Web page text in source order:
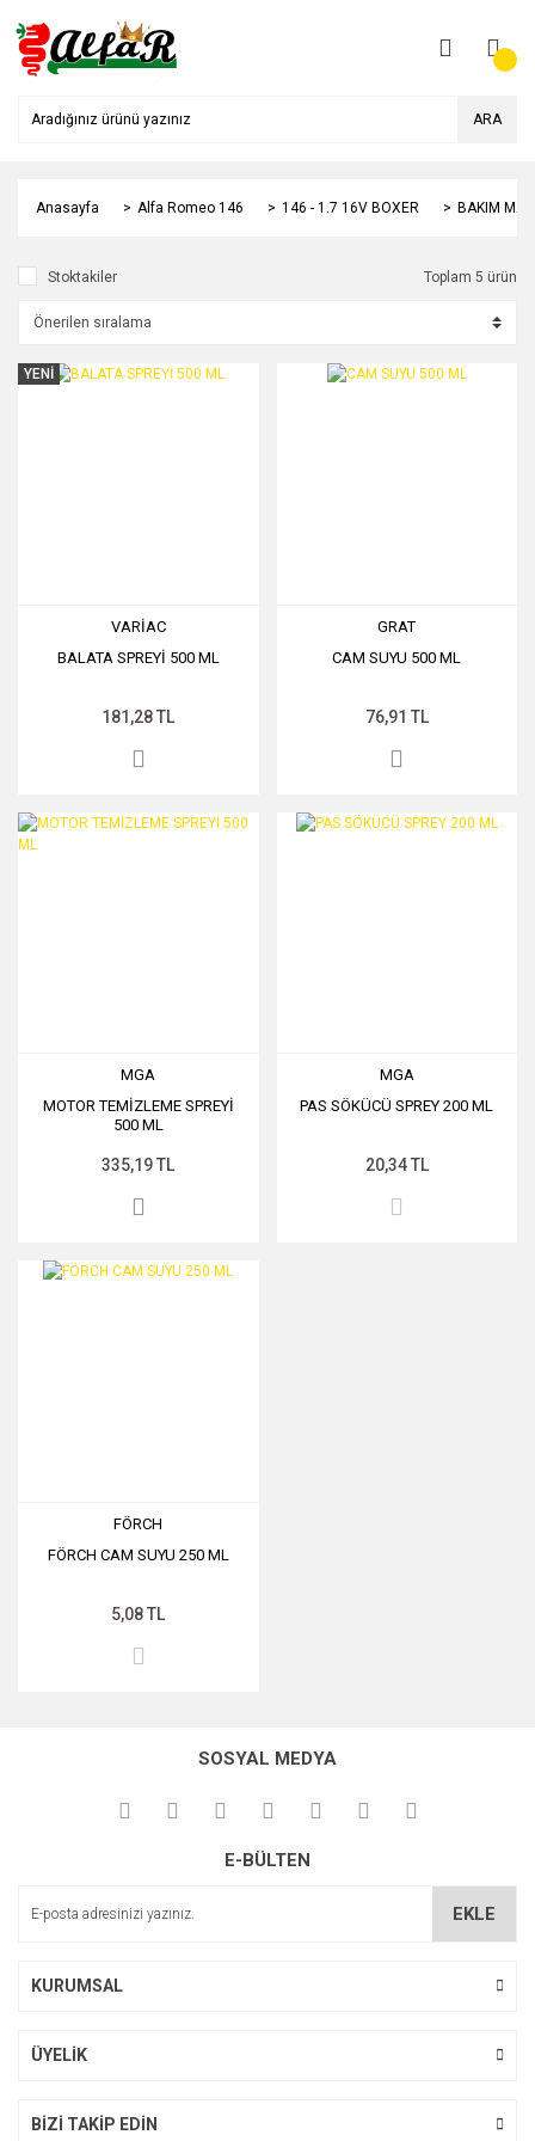
ARA
Anasayfa Alfa Romeo 146 146 - 1.7 16V BOXER BAKIM
Stoktakiler Toplam 5 ürün
YENİ
VARİAC
BALATA SPREYİ 500 ML
181,28 TL
GRAT
CAM SUYU 500 ML
76,91 TL
MGA
MOTOR TEMİZLEME SPREYİ
500 ML
335,19 TL
MGA
PAS SÖKÜCÜ SPREY 200 ML
20,34 TL
FÖRCH
FÖRCH CAM SUYU 250 ML
5,08 TL
SOSYAL MEDYA
E-BÜLTEN
EKLE
KURUMSAL
ÜYELİK
BİZİ TAKİP EDİN